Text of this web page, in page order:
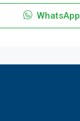
WhatsApp